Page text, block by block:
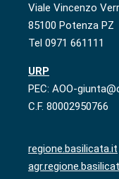
Viale Vincenzo
85100 Potenza PZ
Tel 0971 661111
URP
PEC: AOO-
C.F. 80002950766
regione.basilicata.it